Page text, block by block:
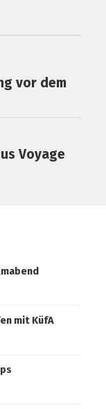
vor dem
Voyage
mit KüfA